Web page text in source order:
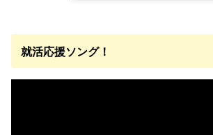
就活応援ソング！